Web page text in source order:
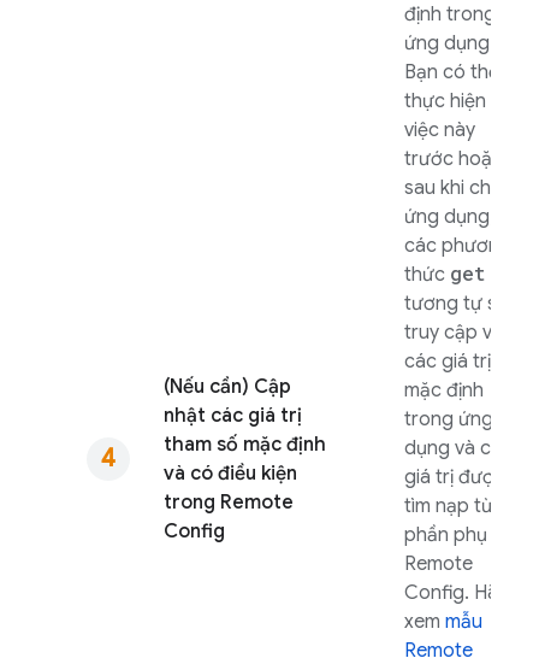
(Nếu cần) Cập
nhật các giá trị
tham số mặc định
và có điều kiện
trong Remote
Config
định trong
ứng dụng.
Bạn có thể
thực hiện
việc này
trước hoặc
sau khi chạy
ứng dụng, vì
các phương
thức get
tương tự sẽ
truy cập vào
các giá trị
mặc định
trong ứng
dụng và các
giá trị được
tìm nạp từ
phần phụ trợ
Remote
Config. Hãy
xem mẫu
Remote